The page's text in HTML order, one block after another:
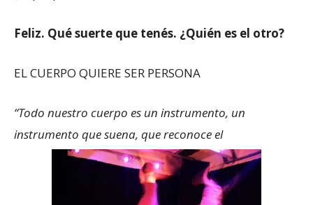
Feliz. Qué suerte que tenés. ¿Quién es el otro?
EL CUERPO QUIERE SER PERSONA
“Todo nuestro cuerpo es un instrumento, un
instrumento que suena, que reconoce el